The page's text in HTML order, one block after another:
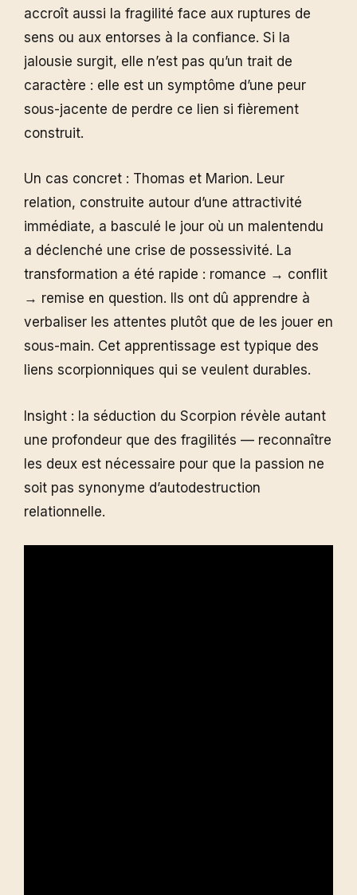
accroît aussi la fragilité face aux ruptures de
sens ou aux entorses à la confiance. Si la
jalousie surgit, elle n’est pas qu’un trait de
caractère : elle est un symptôme d’une peur
sous-jacente de perdre ce lien si fièrement
construit.
Un cas concret : Thomas et Marion. Leur
relation, construite autour d’une attractivité
immédiate, a basculé le jour où un malentendu
a déclenché une crise de possessivité. La
transformation a été rapide : romance → conflit
→ remise en question. Ils ont dû apprendre à
verbaliser les attentes plutôt que de les jouer en
sous-main. Cet apprentissage est typique des
liens scorpionniques qui se veulent durables.
Insight : la séduction du Scorpion révèle autant
une profondeur que des fragilités — reconnaître
les deux est nécessaire pour que la passion ne
soit pas synonyme d’autodestruction
relationnelle.